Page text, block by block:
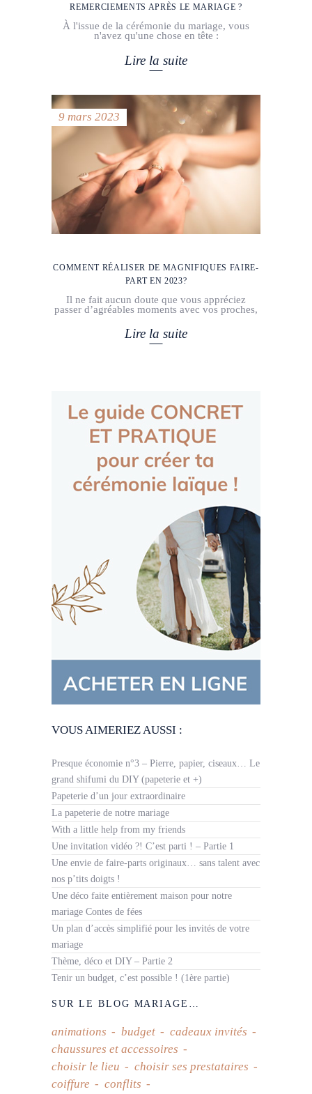
REMERCIEMENTS APRÈS LE MARIAGE ?
À l'issue de la cérémonie du mariage, vous
n'avez qu'une chose en tête :
Lire la suite
9 mars 2023
COMMENT RÉALISER DE MAGNIFIQUES FAIRE-
PART EN 2023?
Il ne fait aucun doute que vous appréciez
passer d’agréables moments avec vos proches,
Lire la suite
VOUS AIMERIEZ AUSSI :
Presque économie n°3 – Pierre, papier, ciseaux… Le
grand shifumi du DIY (papeterie et +)
Papeterie d’un jour extraordinaire
La papeterie de notre mariage
With a little help from my friends
Une invitation vidéo ?! C’est parti ! – Partie 1
Une envie de faire-parts originaux… sans talent avec
nos p’tits doigts !
Une déco faite entièrement maison pour notre
mariage Contes de fées
Un plan d’accès simplifié pour les invités de votre
mariage
Thème, déco et DIY – Partie 2
Tenir un budget, c’est possible ! (1ère partie)
SUR LE BLOG MARIAGE…
animations budget
cadeaux invités
chaussures et accessoires
choisir le lieu
choisir ses prestataires
coiffure
conflits